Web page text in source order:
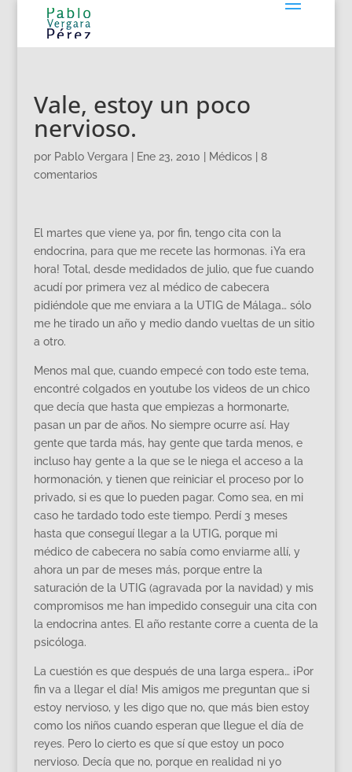
Vale, estoy un poco
nervioso.
por Pablo Vergara Ene 23, 2010 Médicos| 8
comentarios
El martes que viene ya, por fin, tengo cita con la
endocrina, para que me recete las hormonas. ¡Ya era
hora! Total, desde medidados de julio, que fue cuando
acudí por primera vez al médico de cabecera
pidiéndole que me enviara a la UTIG de Málaga… sólo
me he tirado un año y medio dando vueltas de un sitio
a otro.
Menos mal que, cuando empecé con todo este tema,
encontré colgados en youtube los videos de un chico
que decía que hasta que empiezas a hormonarte,
pasan un par de años. No siempre ocurre así. Hay
gente que tarda más, hay gente que tarda menos, e
incluso hay gente a la que se le niega el acceso a la
hormonación, y tienen que reiniciar el proceso por lo
privado, si es que lo pueden pagar. Como sea, en mi
caso he tardado todo este tiempo. Perdí 3 meses
hasta que conseguí llegar a la UTIG, porque mi
médico de cabecera no sabía como enviarme allí, y
ahora un par de meses más, porque entre la
saturación de la UTIG (agravada por la navidad) y mis
compromisos me han impedido conseguir una cita con
la endocrina antes. El año restante corre a cuenta de la
psicóloga.
La cuestión es que después de una larga espera… ¡Por
fin va a llegar el día! Mis amigos me preguntan que si
estoy nervioso, y les digo que no, que más bien estoy
como los niños cuando esperan que llegue el día de
reyes. Pero lo cierto es que sí que estoy un poco
nervioso. Decía que no, porque en realidad ni yo